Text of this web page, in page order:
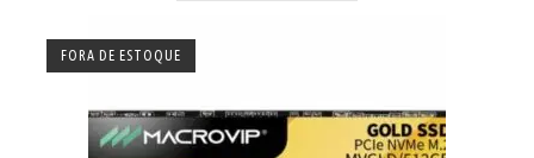
FORA DE ESTOQUE